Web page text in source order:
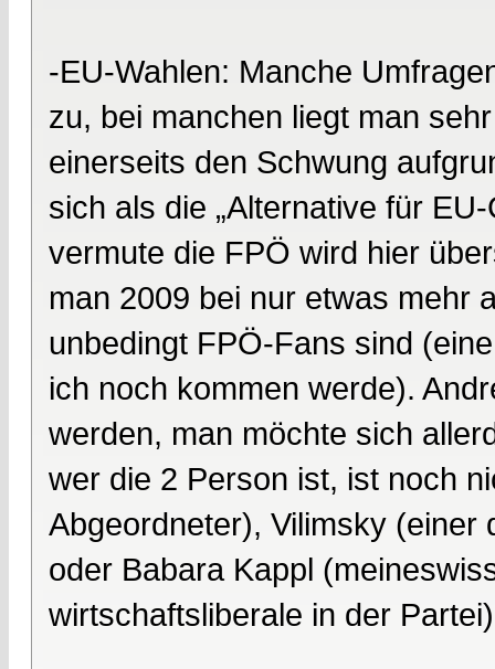
-EU-Wahlen: Manche
zu, bei manchen liegt man
einerseits den Schwung
sich als die „Alternative für
vermute die FPÖ wird hier
man 2009 bei nur etwas mehr
unbedingt FPÖ-Fans sind
ich noch kommen werde).
werden, man möchte sich
wer die 2 Person ist, ist noch
Abgeordneter), Vilimsky
oder Babara Kappl
wirtschaftsliberale in der